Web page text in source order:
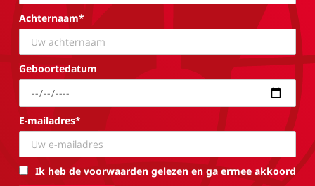
Achternaam*
Geboortedatum
E-mailadres*
Ik heb de voorwaarden gelezen en ga ermee akkoord